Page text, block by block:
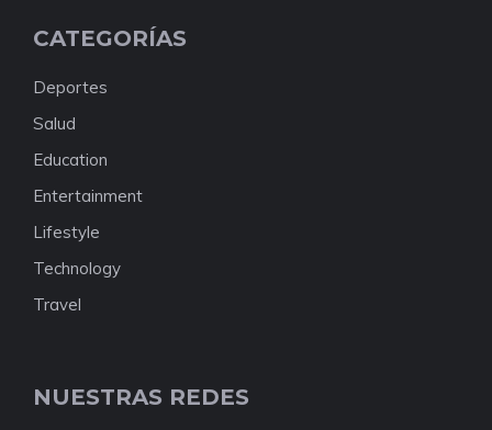
CATEGORÍAS
Deportes
Salud
Education
Entertainment
Lifestyle
Technology
Travel
NUESTRAS REDES